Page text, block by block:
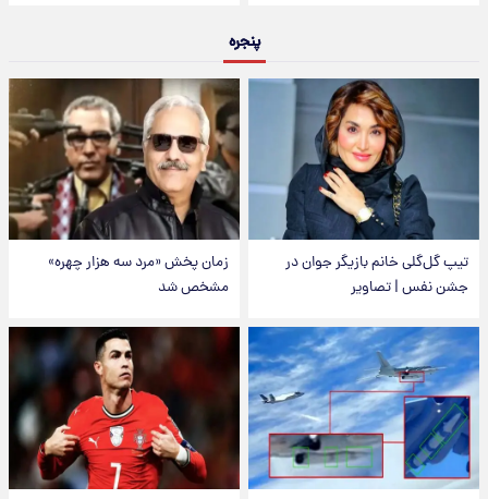
پنجره
تیپ گل‌گلی خانم بازیگر جوان در
جشن نفس | تصاویر
زمان پخش «مرد سه هزار چهره»
مشخص شد